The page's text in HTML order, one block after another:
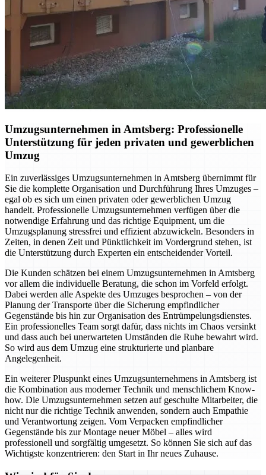
Umzugsunternehmen in Amtsberg: Professionelle
Unterstützung für jeden privaten und gewerblichen
Umzug
Ein zuverlässiges Umzugsunternehmen in Amtsberg übernimmt für
Sie die komplette Organisation und Durchführung Ihres Umzuges –
egal ob es sich um einen privaten oder gewerblichen Umzug
handelt. Professionelle Umzugsunternehmen verfügen über die
notwendige Erfahrung und das richtige Equipment, um die
Umzugsplanung stressfrei und effizient abzuwickeln. Besonders in
Zeiten, in denen Zeit und Pünktlichkeit im Vordergrund stehen, ist
die Unterstützung durch Experten ein entscheidender Vorteil.
Die Kunden schätzen bei einem Umzugsunternehmen in Amtsberg
vor allem die individuelle Beratung, die schon im Vorfeld erfolgt.
Dabei werden alle Aspekte des Umzuges besprochen – von der
Planung der Transporte über die Sicherung empfindlicher
Gegenstände bis hin zur Organisation des Entrümpelungsdienstes.
Ein professionelles Team sorgt dafür, dass nichts im Chaos versinkt
und dass auch bei unerwarteten Umständen die Ruhe bewahrt wird.
So wird aus dem Umzug eine strukturierte und planbare
Angelegenheit.
Ein weiterer Pluspunkt eines Umzugsunternehmens in Amtsberg ist
die Kombination aus moderner Technik und menschlichem Know-
how. Die Umzugsunternehmen setzen auf geschulte Mitarbeiter, die
nicht nur die richtige Technik anwenden, sondern auch Empathie
und Verantwortung zeigen. Vom Verpacken empfindlicher
Gegenstände bis zur Montage neuer Möbel – alles wird
professionell und sorgfältig umgesetzt. So können Sie sich auf das
Wichtigste konzentrieren: den Start in Ihr neues Zuhause.